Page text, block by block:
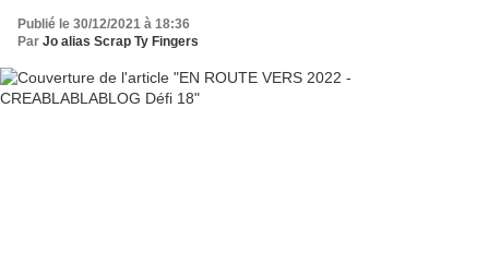
Publié le 30/12/2021 à 18:36
Par Jo alias Scrap Ty Fingers